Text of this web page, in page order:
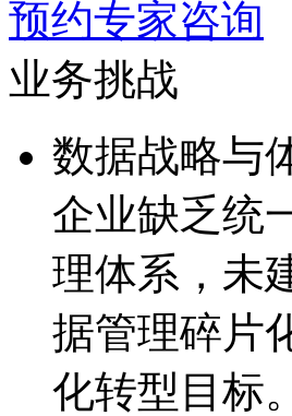
预约专家咨询
业务挑战
数据战略与
企业缺乏统
理体系，
据管理碎片
化转型目标。